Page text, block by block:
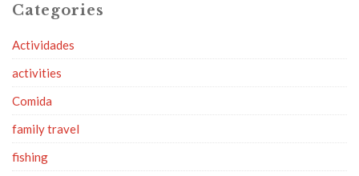
Categories
Actividades
activities
Comida
family travel
fishing